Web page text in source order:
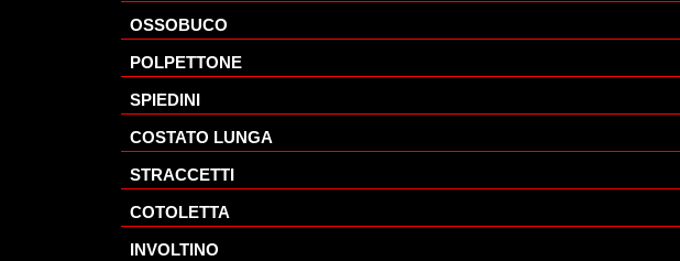
OSSOBUCO
POLPETTONE
SPIEDINI
COSTATO LUNGA
STRACCETTI
COTOLETTA
INVOLTINO